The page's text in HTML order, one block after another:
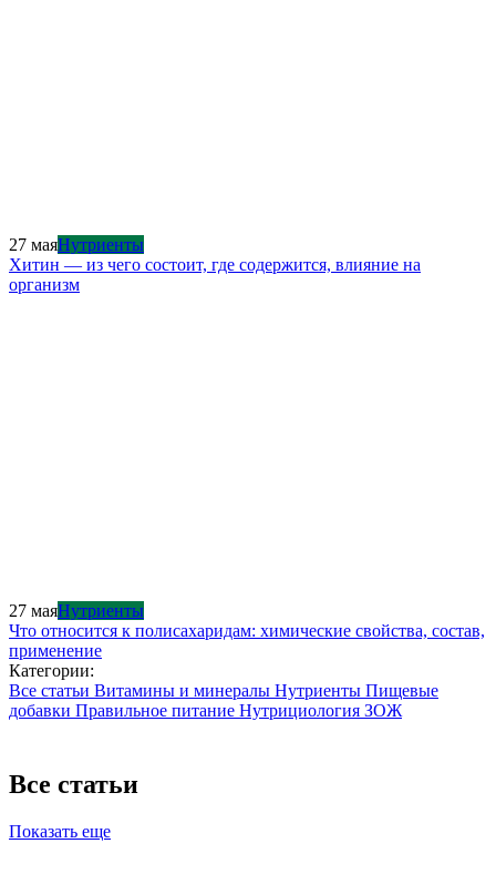
27 маяНутриенты
Хитин — из чего состоит, где содержится, влияние на
организм
27 маяНутриенты
Что относится к полисахаридам: химические свойства, состав,
применение
Категории:
Все статьи Витамины и минералы Нутриенты Пищевые
добавки Правильное питание Нутрициология ЗОЖ
Все статьи
Показать еще